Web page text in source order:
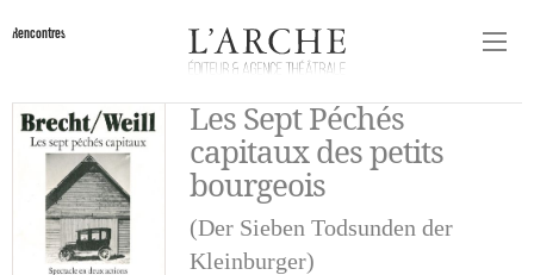
Rencontres
Les Sept Péchés
capitaux des petits
bourgeois
(Der Sieben Todsunden der
Kleinburger)